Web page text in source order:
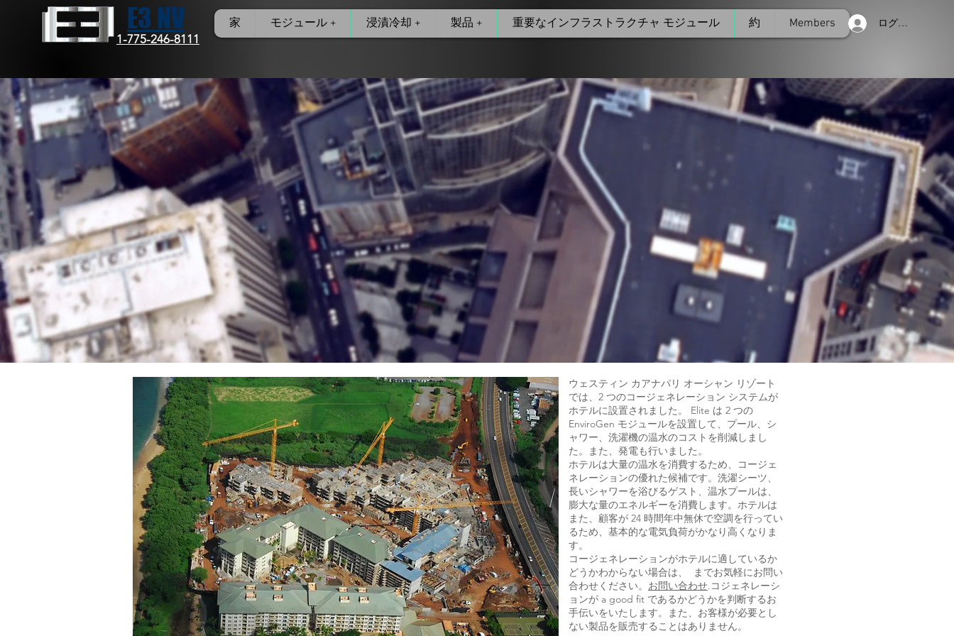
E3 NV
1-775-246-8111
家 モジュール + 浸漬冷却 + 製品 + 重要なインフラストラクチャ モジュール 約 Members ログイン
ウェスティン カアナパリ オーシャン リゾート
では、2 つのコージェネレーション システムが
ホテルに設置されました。 Elite は 2 つの
EnviroGen モジュールを設置して、プール、シ
ャワー、洗濯機の温水のコストを削減しまし
た。また、発電も行いました。
ホテルは大量の温水を消費するため、コージェ
ネレーションの優れた候補です。洗濯シーツ、
長いシャワーを浴びるゲスト、温水プールは、
膨大な量のエネルギーを消費します。ホテルは
また、顧客が 24 時間年中無休で空調を行ってい
るため、基本的な電気負荷がかなり高くなりま
す。
コージェネレーションがホテルに適しているか
どうかわからない場合は、 までお気軽にお問い
合わせください。 お問い合わせ.コジェネレーシ
ョンが a good fit であるかどうかを判断するお
手伝いをいたします。また、お客様が必要とし
ない製品を販売することはありません。